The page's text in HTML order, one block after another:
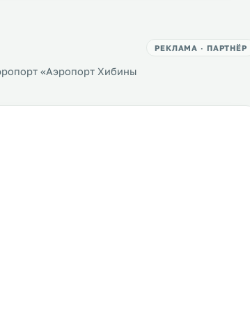
РЕКЛАМА · ПАРТНЁР
«Аэропорт Хибины